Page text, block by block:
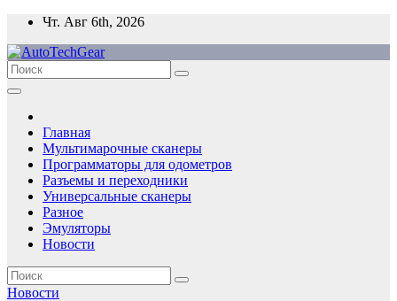
Перейти
содержимому
Чт. Авг 6th, 2026
Главная
Мультимарочные сканеры
Программаторы для одометров
Разъемы и переходники
Универсальные сканеры
Разное
Эмуляторы
Новости
Новости